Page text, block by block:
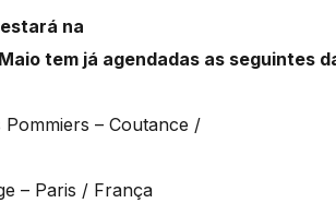
na
tem já agendadas as seguintes
– Coutance /
– Paris / França